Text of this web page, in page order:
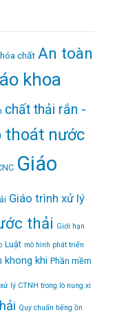
chất An toàn
khoa
chất thải rắn -
thoát nước
Giáo
Giáo trình xử lý
thải Giới hạn
Luật mô hình phát triển
khong khi Phần mềm
lý CTNH trong lò nung xi
Quy chuẩn tiếng ồn